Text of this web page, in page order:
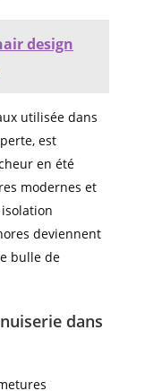
design
utilisée dans
est
en été
modernes et
deviennent
bulle de
dans